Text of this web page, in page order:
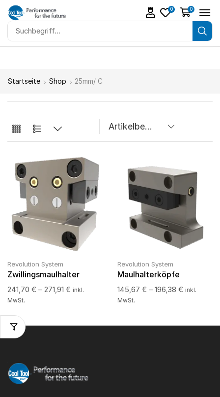
0 0
Startseite Shop 25mm/ C
Revolution System
Zwillingsmaulhalter
241,70 € – 271,91 € inkl.
MwSt.
Revolution System
Maulhalterköpfe
145,67 € – 196,38 € inkl.
MwSt.